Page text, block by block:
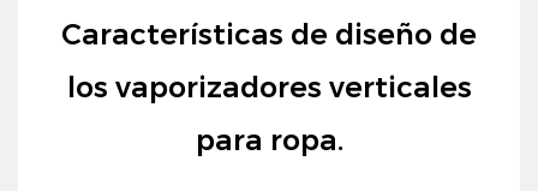
Características de diseño de
los vaporizadores verticales
para ropa.